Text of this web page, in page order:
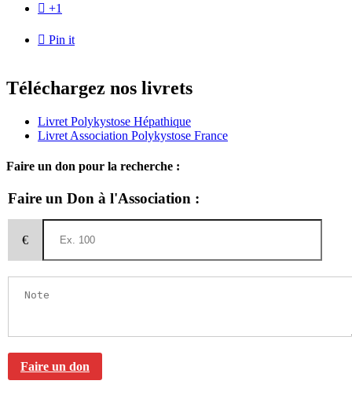
 +1
 Pin it
Téléchargez nos livrets
Livret Polykystose Hépathique
Livret Association Polykystose France
Faire un don pour la recherche :
Faire un Don à l'Association :
€
Faire un don